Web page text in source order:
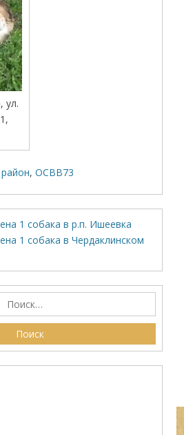
ул.
,ОСВВ73
1 собака в р.п. Ишеевка
1 собака в Чердаклинском